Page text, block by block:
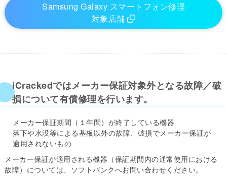
Samsung Galaxy スマートフォン修理
対象店舗
iCrackedではメーカー保証対象外となる故障／破
損について有償修理を行います。
メーカー保証期間（１年間）が終了している機器
落下や水没等による基板以外の故障、破損でメーカー保証が
適用されないもの
メーカー保証が適用される機器（保証期間内の通常使用における
故障）については、ソフトバンクへお問い合わせください。